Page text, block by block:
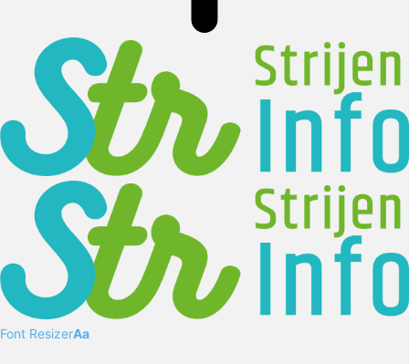
Font ResizerAa